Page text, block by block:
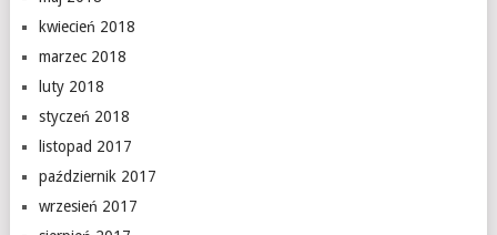
kwiecień 2018
marzec 2018
luty 2018
styczeń 2018
listopad 2017
październik 2017
wrzesień 2017